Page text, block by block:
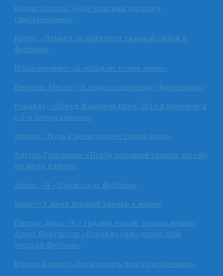
Янник Боласи: «Мне платили зарплату
гамбургерами»
Конте: «Деньги не являются главной силой в
футболе»
Ибрагимович: «Я обладаю телом зверя»
Лионель Месси: «Я просто талисман «Барселоны»
Роналду: «Перед финалом Евро-2016 я проснулся
с 3-я блондинками»
Эмери: «Путь к цели важнее самой цели»
Антуан Гризманн: «Погба хороший танцор, но ему
до меня далеко»
Алвес: «Я – Пикассо от футбола»
Мане: «У меня лучший тренер в мире»
Патрис Эвра: «Я с годами играю только лучше»
Алекс Фергюсон: «Роналду сам сделал себя
звездой футбола»
Юрген Клопп: «Пора делать что-то особенное»